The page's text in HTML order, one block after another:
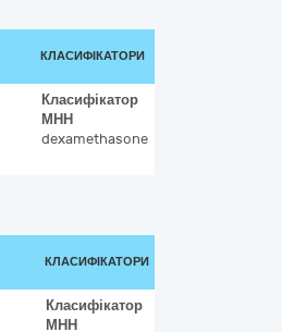
КЛАСИФІКАТОРИ
Класифікатор
МНН
dexamethasone
КЛАСИФІКАТОРИ
Класифікатор
МНН